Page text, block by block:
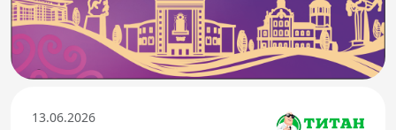
13.06.2026